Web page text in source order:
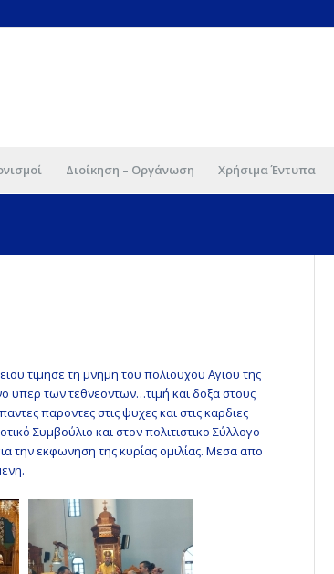
Διοίκηση – Οργάνωση Χρήσιμα Έντυπα
τιμησε τη μνημη του πολιουχου Αγιου της
υπερ των τεθνεοντων…τιμή και δοξα στους
παροντες στις ψυχες και στις καρδιες
Συμβούλιο και στον πολιτιστικο Σύλλογο
την εκφωνηση της κυρίας ομιλίας. Μεσα απο